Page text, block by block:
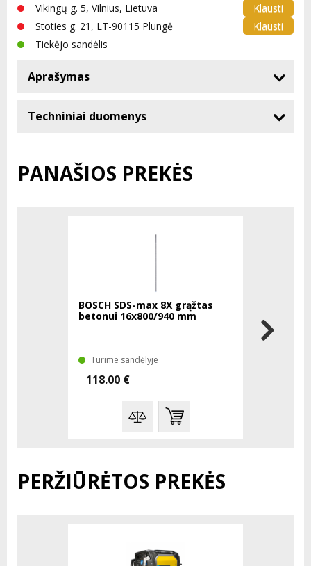
Vikingų g. 5, Vilnius, Lietuva
Klausti
Stoties g. 21, LT-90115 Plungė
Klausti
Tiekėjo sandėlis
Aprašymas
Techniniai duomenys
PANAŠIOS PREKĖS
BOSCH SDS-max 8X grąžtas
betonui 16x800/940 mm
Turime sandėlyje
118.00 €
mm
PERŽIŪRĖTOS PREKĖS